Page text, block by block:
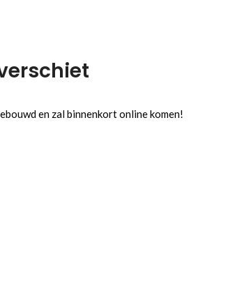
en zal binnenkort online komen!